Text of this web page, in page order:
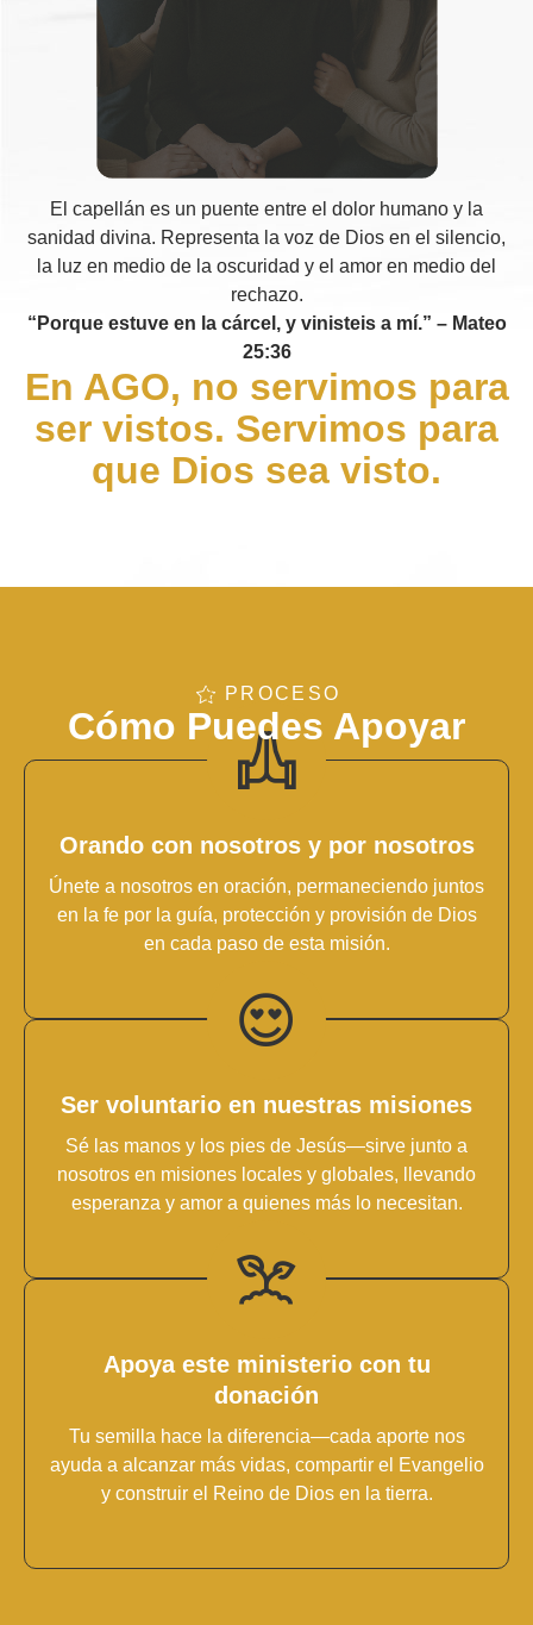
El capellán es un puente entre el dolor humano y la
sanidad divina. Representa la voz de Dios en el silencio,
la luz en medio de la oscuridad y el amor en medio del
rechazo.
“Porque estuve en la cárcel, y vinisteis a mí.” – Mateo
25:36
En AGO, no servimos para
ser vistos. Servimos para
que Dios sea visto.
PROCESO
Cómo Puedes Apoyar
Orando con nosotros y por nosotros
Únete a nosotros en oración, permaneciendo juntos
en la fe por la guía, protección y provisión de Dios
en cada paso de esta misión.
Ser voluntario en nuestras misiones
Sé las manos y los pies de Jesús—sirve junto a
nosotros en misiones locales y globales, llevando
esperanza y amor a quienes más lo necesitan.
Apoya este ministerio con tu
donación
Tu semilla hace la diferencia—cada aporte nos
ayuda a alcanzar más vidas, compartir el Evangelio
y construir el Reino de Dios en la tierra.